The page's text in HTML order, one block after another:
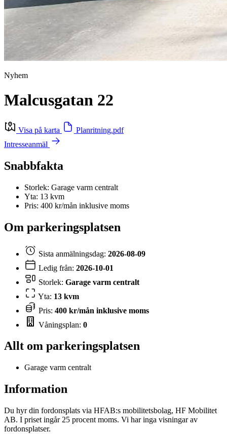
Nyhem
Malcusgatan 22
Visa på karta
Planritning.pdf
Intresseanmäl
Snabbfakta
Storlek: Garage varm centralt
Yta: 13 kvm
Pris: 400 kr/mån inklusive moms
Om parkeringsplatsen
Sista anmälningsdag: 2026-08-09
Ledig från: 2026-10-01
Storlek: Garage varm centralt
Yta: 13 kvm
Pris: 400 kr/mån inklusive moms
Våningsplan: 0
Allt om parkeringsplatsen
Garage varm centralt
Information
Du hyr din fordonsplats via HFAB:s mobilitetsbolag, HF Mobilitet
AB. I priset ingår 25 procent moms. Vi har inga visningar av
fordonsplatser.